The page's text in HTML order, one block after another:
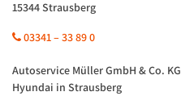
15344 Strausberg
03341 – 33 89 0
Autoservice Müller GmbH & Co. KG
Hyundai in Strausberg